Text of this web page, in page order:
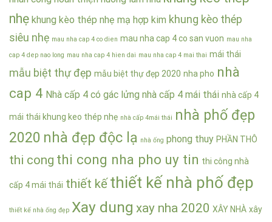
nhẹ khung kèo thép nhẹ mạ hợp kim khung kèo thép
siêu nhẹ mau nha cap 4 co dien mau nha cap 4 co san vuon mau nha
cap 4 dep nao long mau nha cap 4 hien dai mau nha cap 4 mai thai mái thái
mẫu biệt thự đẹp mẫu biệt thự đẹp 2020 nha pho nhà
cap 4 Nhà cấp 4 có gác lửng nhà cấp 4 mái thái nhà cấp 4
mái thái khung keo thép nhẹ nhà cấp 4mái thái nhà phố đẹp
2020 nhà đẹp độc lạ nhà ống phong thuy PHẦN THÔ
thi cong thi cong nha pho uy tin thi công nhà
cấp 4 mái thái thiết kế thiết kế nhà phố đẹp
thiết kế nhà ống đẹp Xay dung xay nha 2020 XÂY NHÀ xây